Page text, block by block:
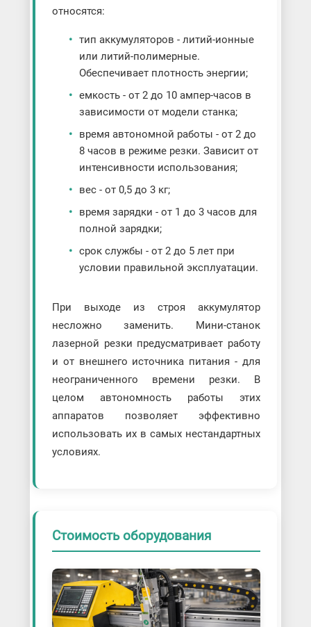
относятся:
тип аккумуляторов - литий-ионные
или литий-полимерные.
Обеспечивает плотность энергии;
емкость - от 2 до 10 ампер-часов в
зависимости от модели станка;
время автономной работы - от 2 до
8 часов в режиме резки. Зависит от
интенсивности использования;
вес - от 0,5 до 3 кг;
время зарядки - от 1 до 3 часов для
полной зарядки;
срок службы - от 2 до 5 лет при
условии правильной эксплуатации.
При выходе из строя аккумулятор
несложно заменить. Мини-станок
лазерной резки предусматривает работу
и от внешнего источника питания - для
неограниченного времени резки. В
целом автономность работы этих
аппаратов позволяет эффективно
использовать их в самых нестандартных
условиях.
Стоимость оборудования